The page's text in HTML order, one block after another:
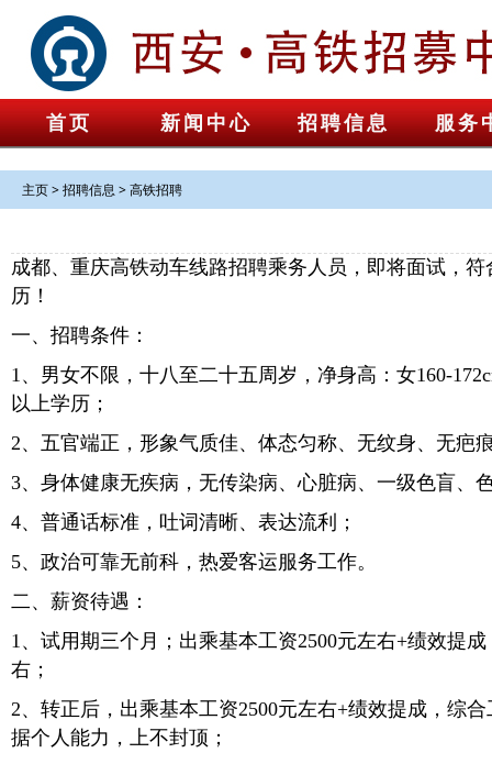
首页 新闻中心 招聘信息 服务
主页>招聘信息 >高铁招聘
成都、重庆高铁动车线路招聘乘务人员，即将面试，
历！
一、招聘条件：
1、男女不限，十八至二十五周岁，净身高：女160-
以上学历；
2、五官端正，形象气质佳、体态匀称、无纹身、无疤
3、身体健康无疾病，无传染病、心脏病、一级色盲、
4、普通话标准，吐词清晰、表达流利；
5、政治可靠无前科，热爱客运服务工作。
二、薪资待遇：
1、试用期三个月；出乘基本工资2500元左右+绩效提成
右；
2、转正后，出乘基本工资2500元左右+绩效提成，综合
据个人能力，上不封顶；